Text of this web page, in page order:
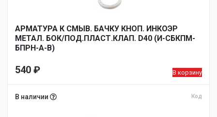
АРМАТУРА К СМЫВ. БАЧКУ КНОП. ИНКОЭР
МЕТАЛ. БОК/ПОД.ПЛАСТ.КЛАП. D40 (И-СБКПМ-
БПРН-А-В)
540 ₽ В корзину
В наличии Код